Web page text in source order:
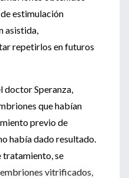
estimulación
asistida,
repetirlos en futuros
doctor Speranza,
que habían
previo de
había dado resultado.
tratamiento, se
vitrificados,